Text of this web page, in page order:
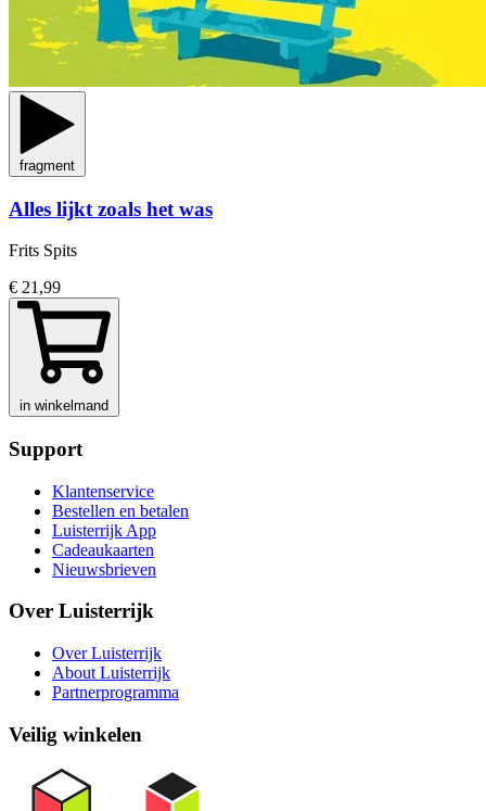
fragment
Alles lijkt zoals het was
Frits Spits
€ 21,99
in winkelmand
Support
Klantenservice
Bestellen en betalen
Luisterrijk App
Cadeaukaarten
Nieuwsbrieven
Over Luisterrijk
Over Luisterrijk
About Luisterrijk
Partnerprogramma
Veilig winkelen